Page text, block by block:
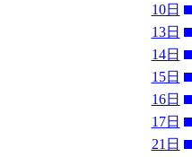
10日
13日
14日
15日
16日
17日
21日